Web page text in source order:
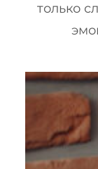
только